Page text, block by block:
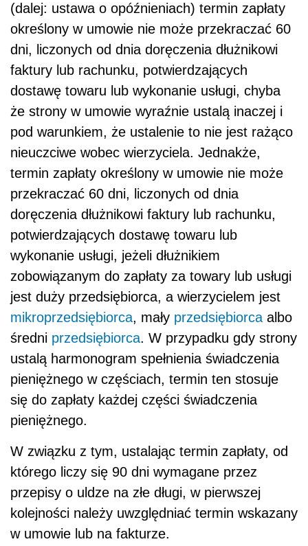
(dalej: ustawa o opóźnieniach) termin zapłaty
określony w umowie nie może przekraczać 60
dni, liczonych od dnia doręczenia dłużnikowi
faktury lub rachunku, potwierdzających
dostawę towaru lub wykonanie usługi, chyba
że strony w umowie wyraźnie ustalą inaczej i
pod warunkiem, że ustalenie to nie jest rażąco
nieuczciwe wobec wierzyciela. Jednakże,
termin zapłaty określony w umowie nie może
przekraczać 60 dni, liczonych od dnia
doręczenia dłużnikowi faktury lub rachunku,
potwierdzających dostawę towaru lub
wykonanie usługi, jeżeli dłużnikiem
zobowiązanym do zapłaty za towary lub usługi
jest duży przedsiębiorca, a wierzycielem jest
mikroprzedsiębiorca, mały przedsiębiorca albo
średni przedsiębiorca. W przypadku gdy strony
ustalą harmonogram spełnienia świadczenia
pieniężnego w częściach, termin ten stosuje
się do zapłaty każdej części świadczenia
pieniężnego.
W związku z tym, ustalając termin zapłaty, od
którego liczy się 90 dni wymagane przez
przepisy o uldze na złe długi, w pierwszej
kolejności należy uwzględniać termin wskazany
w umowie lub na fakturze.